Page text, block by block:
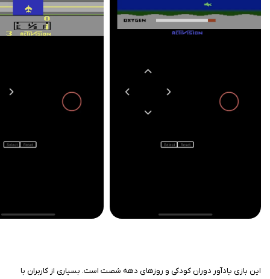
این بازی یادآور دوران کودکی و روزهای دهه شصت است. بسیاری از کاربران با